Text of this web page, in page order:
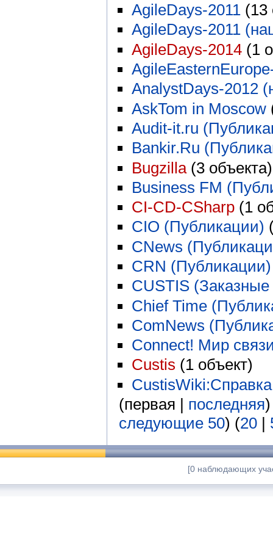
AgileDays-2011 (13
AgileDays-2011
AgileDays-2014 (1
AnalystDays-2012
AskTom in Moscow
Audit-it.ru
Bankir.Ru
Bugzilla‏‎ (3 объекта)
Business FM
CI-CD-CSharp (1
CIO (Публикации)
CNews
CRN (Публикации)
CUSTIS
Chief Time
ComNews
Connect! Мир
Custis ‏‎ (1 объект)
CustisWiki:Справка
(первая | последняя
следующие 50) (20 |
[0 наблюдающих